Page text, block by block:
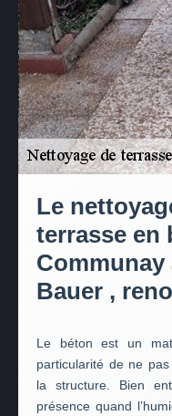
Le
terrasse en
Bauer ,
Le béton est un
particularité de ne
la structure. Bien
présence quand